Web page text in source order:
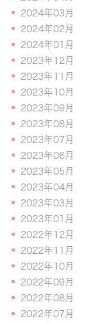
2024年03月
2024年02月
2024年01月
2023年12月
2023年11月
2023年10月
2023年09月
2023年08月
2023年07月
2023年06月
2023年05月
2023年04月
2023年03月
2023年01月
2022年12月
2022年11月
2022年10月
2022年09月
2022年08月
2022年07月